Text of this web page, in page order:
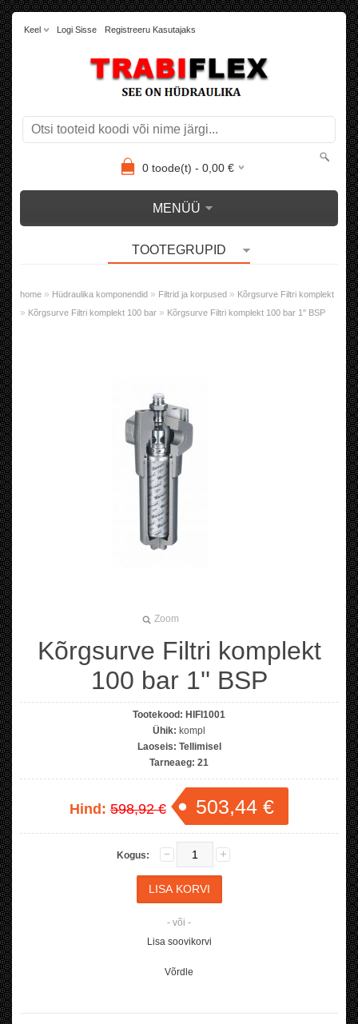
Keel Logi Sisse Registreeru Kasutajaks
0toode(t) - 0,00€
MENÜÜ
TOOTEGRUPID
home » Hüdraulika komponendid » Filtrid ja korpused » Kõrgsurve Filtri komplekt
» Kõrgsurve Filtri komplekt 100 bar » Kõrgsurve Filtri komplekt 100 bar 1'' BSP
Zoom
Kõrgsurve Filtri komplekt
100 bar 1'' BSP
Tootekood: HIFI1001
Ühik: kompl
Laoseis: Tellimisel
Tarneaeg: 21
Hind: 598,92 € 503,44 €
Kogus:
- või -
Lisa soovikorvi
Võrdle